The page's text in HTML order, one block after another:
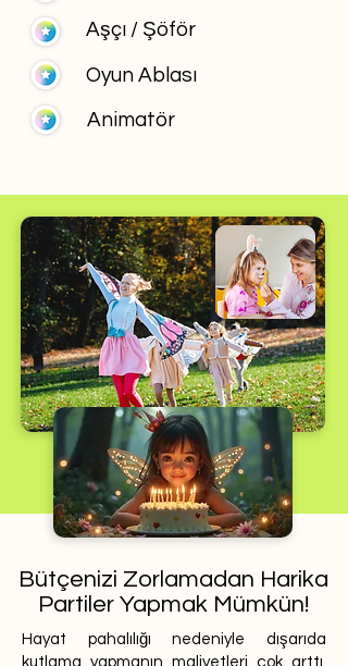
Aşçı / Şöför
Oyun Ablası
Animatör
Bütçenizi Zorlamadan Harika
Partiler Yapmak Mümkün!
Hayat pahalılığı nedeniyle dışarıda
kutlama yapmanın maliyetleri çok arttı.